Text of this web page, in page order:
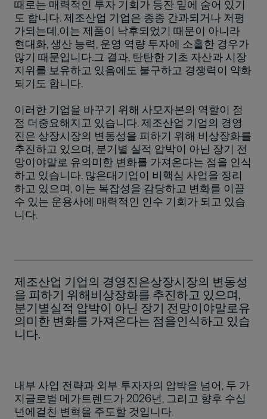
때로는 매력적인 투자 기회가 등잔 밑에 숨어 있기
도 합니다. 제조산업 기업은 종종 간과되거나 저평
가되는데,이는 제품이 낙후되었기 때문이 아니라
현대화, 생산 능력, 운영 역량 투자에 소홀한 경우가
많기 때문입니다.그 결과, 탄탄한 기초 자산과 시장
지위를 보유하고 있음에도 불구하고 경쟁력이 약화
되기도 합니다.
이러한 기업을 바꾸기 위해 사모자본의 역할이 점
점 더중요해지고 있습니다. 제조산업 기업의 경영
진은 상장시장의 변동성을 피하기 위해 비상장화를
추진하고 있으며, 분기별 실적 압박이 아닌 장기 전
망이야말로 유의미한 변화를 가져온다는 점을 인식
하고 있습니다. 많은대기업이 비핵심 사업을 정리
하고 있으며, 이는 복잡성을 감당하고 변화를 이끌
수 있는 운용사에 매력적인 인수 기회가 되고 있습
니다.
제조산업 기업의 경영진은상장시장의 변동성
을 피하기 위해비상장화를 추진하고 있으며,
분기별실적 압박이 아닌 장기 전망이야말로유
의미한 변화를 가져온다는 점을인식하고 있습
니다.
내부 사업 전략과 외부 투자자의 압박을 넘어, 두 가
지글로벌 메가트렌드가 2026년, 그리고 향후 수십
년에걸친 변혁을 주도할 것입니다.